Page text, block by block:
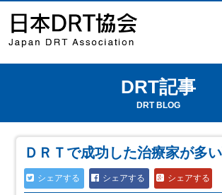
DRT記事
DRT BLOG
ＤＲＴで成功した治療家が多
シェアする シェアする シェアする